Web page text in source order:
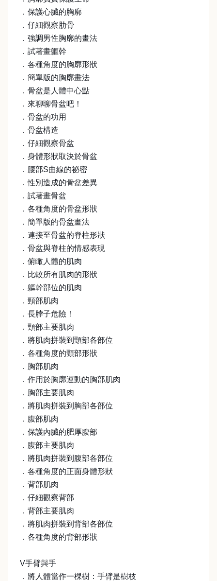
．保護心臟的胸廓
．仔細觀察肋骨
．強調男性胸廓的畫法
．試著畫軀幹
．各種角度的胸廓形狀
．簡單版的胸廓畫法
．骨盆是人體中心點
．來聊聊骨盆吧！
．骨盆的功用
．骨盆構造
．仔細觀察骨盆
．身體形狀取決於骨盆
．腰部S曲線的祕密
．性別造成的骨盆差異
．試著畫骨盆
．各種角度的骨盆形狀
．簡單版的骨盆畫法
．連接至骨盆的脊柱形狀
．骨盆與脊柱的情感表現
．俯瞰人體的肌肉
．比較所有肌肉的形狀
．軀幹部位的肌肉
．頸部肌肉
．長脖子危險！
．頸部主要肌肉
．將肌肉拼裝到頸部各部位
．各種角度的頸部形狀
．胸部肌肉
．作用於胸廓運動的胸部肌肉
．胸部主要肌肉
．將肌肉拼裝到胸部各部位
．腹部肌肉
．保護內臟的肥厚腹部
．腹部主要肌肉
．將肌肉拼裝到腹部各部位
．各種角度的正面身體形狀
．背部肌肉
．仔細觀察背部
．背部主要肌肉
．將肌肉拼裝到背部各部位
．各種角度的背部形狀
V手臂與手
．將人體當作一棵樹：手臂是樹枝